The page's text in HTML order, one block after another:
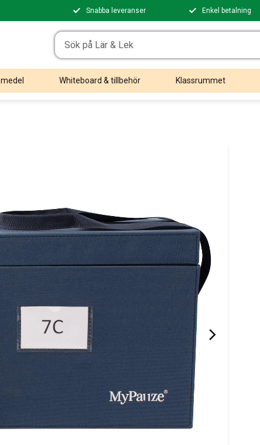
Snabba leveranser Enkel betalning
Whiteboard & tillbehör Klassrummet